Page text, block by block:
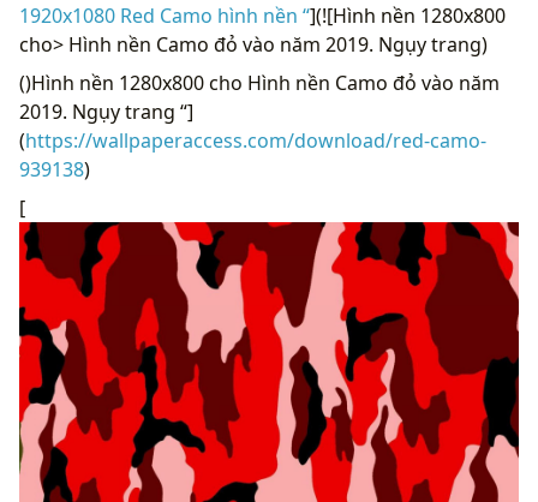
1920x1080 Red Camo hình nền “](![Hình nền 1280x800
cho> Hình nền Camo đỏ vào năm 2019. Ngụy trang)
()Hình nền 1280x800 cho Hình nền Camo đỏ vào năm
2019. Ngụy trang “]
(https://wallpaperaccess.com/download/red-camo-
939138)
[